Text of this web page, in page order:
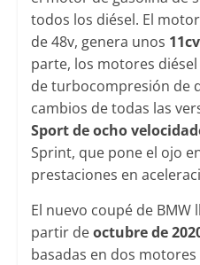
todos los diésel. El
de 48v, genera unos
parte, los motores
de turbocompresión de
cambios de todas las
Sport de ocho
Sprint, que pone el ojo
prestaciones en
El nuevo coupé de BMW
partir deoctubre de
basadas en dos